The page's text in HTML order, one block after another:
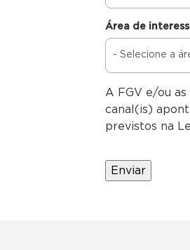
Área de
A FGV e/ou
canal(is)
previstos na